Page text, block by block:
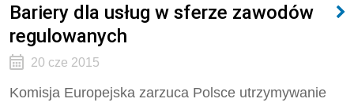
Bariery dla usług w sferze zawodów
regulowanych
20 cze 2015
Komisja Europejska zarzuca Polsce utrzymywanie